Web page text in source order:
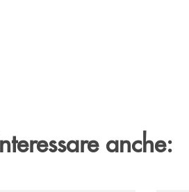
anche: